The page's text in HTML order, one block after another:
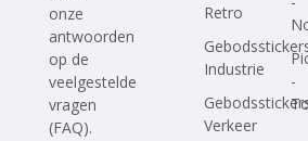
onze
antwoorden
op de
veelgestelde
vragen
(FAQ).
Retro
Industrie
Verkeer
-